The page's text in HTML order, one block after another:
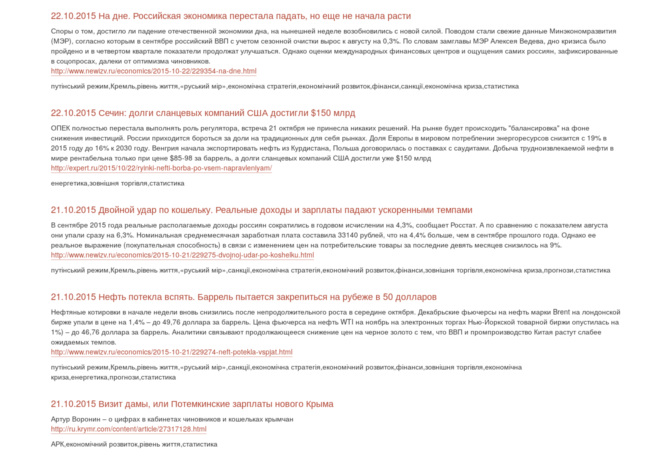
АРК (7225) Афганістан (14) біженці (126)
Білорусь (111) безпека (2)
безробіття (295) бюджет (1557)
внутрішньополітичні прогнози (6)
восторонні відносини (1) ВПК (2634)
врегулювання (2782)
врегулювання конфлікту (1191)
громадянське права людини (1)
гуманітарна політика (2042) діяльність (10)
діяльність парламенту (1330)
діяльність уряду (1292) двосторонні (1)
двосторонні відносини (13789)
демографія (766) демократ (1)
демократія (2000) День Перемоги (269)
державний устрій (46)
Донбас (7792)
22.10.2015 На дне. Российская экономика перестала падать, но еще не начала расти
Споры о том, достигло ли падение отечественной экономики дна, на нынешней неделе возобновились с новой силой. Поводом стали свежие данные Минэкономразвития
(МЭР), согласно которым в сентябре российский ВВП с учетом сезонной очистки вырос к августу на 0,3%. По словам замглавы МЭР Алексея Ведева, дно кризиса было
пройдено и в четвертом квартале показатели продолжат улучшаться. Однако оценки международных финансовых центров и ощущения самих россиян, зафиксированные
в соцопросах, далеки от оптимизма чиновников.
http://www.newizv.ru/economics/2015-10-22/229354-na-dne.html
путінський режим,Кремль,рівень життя,«руський мір»,економічна стратегія,економічний розвиток,фінанси,санкції,економічна криза,статистика
22.10.2015 Сечин: долги сланцевых компаний США достигли $150 млрд
ОПЕК полностью перестала выполнять роль регулятора, встреча 21 октября не принесла никаких решений. На рынке будет происходить "балансировка" на фоне
снижения инвестиций. России приходится бороться за доли на традиционных для себя рынках. Доля Европы в мировом потреблении энергоресурсов снизится с 19% в
2015 году до 16% к 2030 году. Венгрия начала экспортировать нефть из Курдистана, Польша договорилась о поставках с саудитами. Добыча трудноизвлекаемой нефти в
мире рентабельна только при цене $85-98 за баррель, а долги сланцевых компаний США достигли уже $150 млрд
http://expert.ru/2015/10/22/ryinki-nefti-borba-po-vsem-napravleniyam/
енергетика,зовнішня торгівля,статистика
21.10.2015 Двойной удар по кошельку. Реальные доходы и зарплаты падают ускоренными темпами
В сентябре 2015 года реальные располагаемые доходы россиян сократились в годовом исчислении на 4,3%, сообщает Росстат. А по сравнению с показателем августа
они упали сразу на 6,3%. Номинальная среднемесячная заработная плата составила 33140 рублей, что на 4,4% больше, чем в сентябре прошлого года. Однако ее
реальное выражение (покупательная способность) в связи с изменением цен на потребительские товары за последние девять месяцев снизилось на 9%.
http://www.newizv.ru/economics/2015-10-21/229275-dvojnoj-udar-po-koshelku.html
путінський режим,Кремль,рівень життя,«руський мір»,санкції,економічна стратегія,економічний розвиток,фінанси,зовнішня торгівля,економічна криза,прогнози,статистика
21.10.2015 Нефть потекла вспять. Баррель пытается закрепиться на рубеже в 50 долларов
Нефтяные котировки в начале недели вновь снизились после непродолжительного роста в середине октября. Декабрьские фьючерсы на нефть марки Brent на лондонской
бирже упали в цене на 1,4% – до 49,76 доллара за баррель. Цена фьючерса на нефть WTI на ноябрь на электронных торгах Нью-Йоркской товарной биржи опустилась на
1%) – до 46,76 доллара за баррель. Аналитики связывают продолжающееся снижение цен на черное золото с тем, что ВВП и промпроизводство Китая растут слабее
ожидаемых темпов.
http://www.newizv.ru/economics/2015-10-21/229274-neft-potekla-vspjat.html
путінський режим,Кремль,рівень життя,«руський мір»,санкції,економічна стратегія,економічний розвиток,фінанси,зовнішня торгівля,економічна
криза,енергетика,прогнози,статистика
21.10.2015 Визит дамы, или Потемкинские зарплаты нового Крыма
Артур Воронин – о цифрах в кабинетах чиновников и кошельках крымчан
http://ru.krymr.com/content/article/27317128.html
АРК,економічний розвиток,рівень життя,статистика